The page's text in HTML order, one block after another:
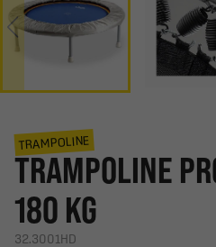
TRAMPOLINE
TRAMPOLINE
180 KG
32.3001HD